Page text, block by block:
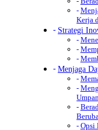
Kerja
Strategi
Menjaga
Opsi